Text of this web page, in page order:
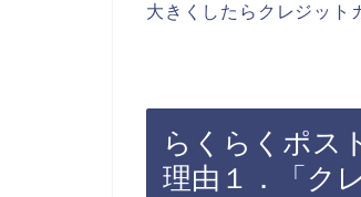
大きくしたらクレジット
らくらくポス
理由１．「ク